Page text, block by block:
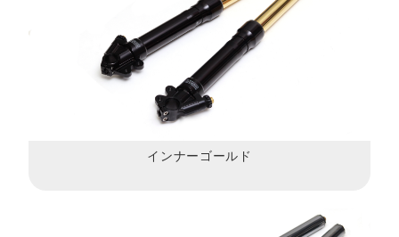
インナーゴールド